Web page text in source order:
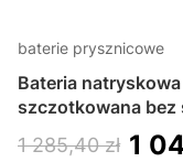
baterie prysznicowe
Bateria
szczotkowana bez
1 285,40 zł 1